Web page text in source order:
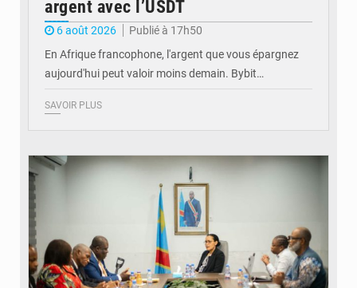
argent avec l’USDT
6 août 2026
Publié à 17h50
En Afrique francophone, l'argent que vous épargnez
aujourd'hui peut valoir moins demain. Bybit…
SAVOIR PLUS